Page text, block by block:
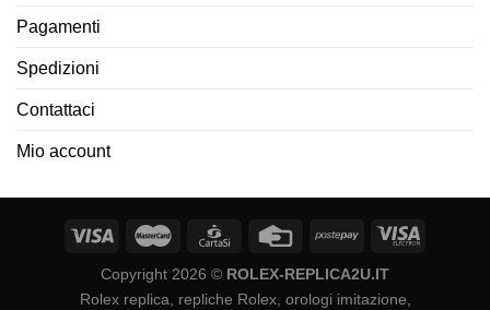
Pagamenti
Spedizioni
Contattaci
Mio account
Copyright 2026 © ROLEX-REPLICA2U.IT
Rolex replica, repliche Rolex, orologi imitazione,